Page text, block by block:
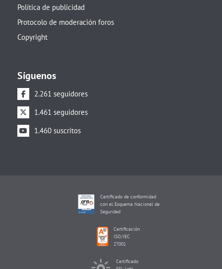
Política de publicidad
Protocolo de moderación foros
Copyright
Síguenos
2.261 seguidores
1.461 seguidores
1.460 suscritos
Certificado de conformidad
con el Esquema Nacional de
Seguridad
Certificación
ISO/IEC
27001
Certificado